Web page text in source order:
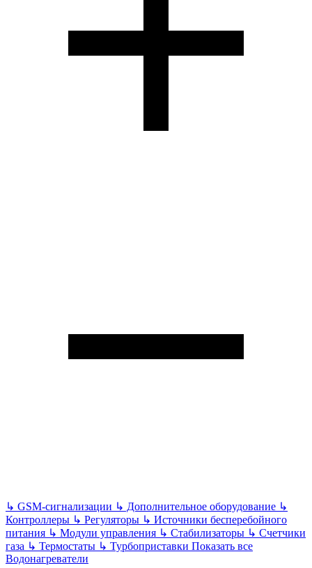
↳ GSM-сигнализации ↳ Дополнительное оборудование ↳
Контроллеры ↳ Регуляторы ↳ Источники бесперебойного
питания ↳ Модули управления ↳ Стабилизаторы ↳ Счетчики
газа ↳ Термостаты ↳ Турбоприставки Показать все
Водонагреватели